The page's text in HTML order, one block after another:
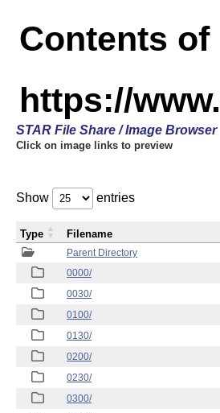
Contents of
https://
STAR File Share / Image Browser
Click on image links to preview
Show entries
Parent Directory
0000/
0030/
0100/
0130/
0200/
0230/
0300/
Type Filename